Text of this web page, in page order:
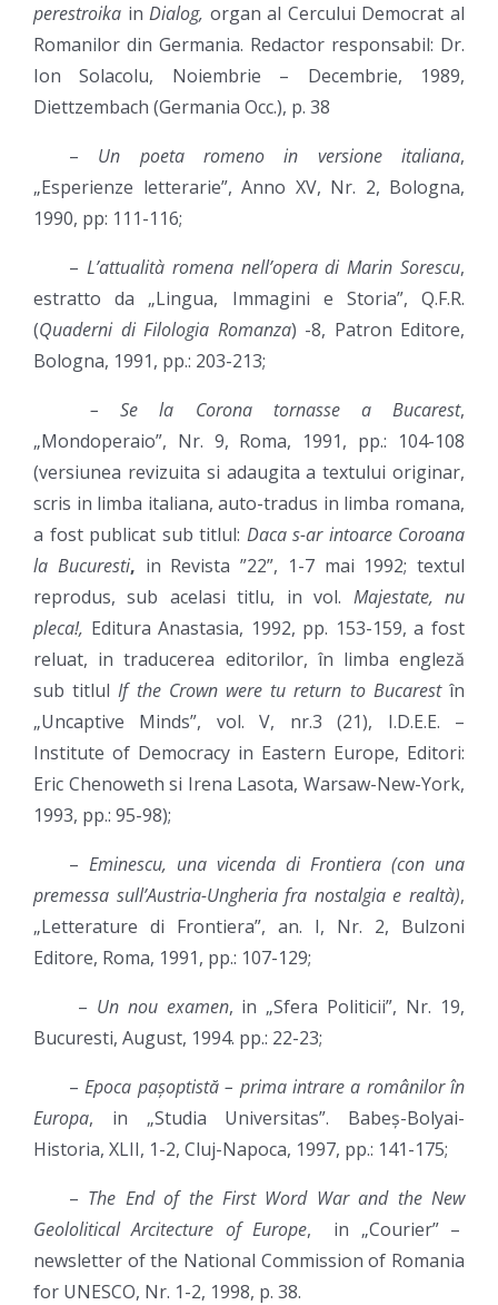
perestroika inDialog, organ al Cercului Democrat al
Romanilor din Germania. Redactor responsabil: Dr.
Ion Solacolu, Noiembrie – Decembrie, 1989,
Diettzembach (Germania Occ.), p. 38
– Un poeta romeno in versione italiana,
„Esperienze letterarie”, Anno XV, Nr. 2, Bologna,
1990, pp: 111-116;
– L’attualità romena nell’opera di Marin Sorescu,
estratto da „Lingua, Immagini e Storia”, Q.F.R.
(Quaderni di Filologia Romanza) -8, Patron Editore,
Bologna, 1991, pp.: 203-213;
– Se la Corona tornasse a Bucarest,
„Mondoperaio”, Nr. 9, Roma, 1991, pp.: 104-108
(versiunea revizuita si adaugita a textului originar,
scris in limba italiana, auto-tradus in limba romana,
a fost publicat sub titlul: Daca s-ar intoarce Coroana
la Bucuresti, in Revista ”22”, 1-7 mai 1992; textul
reprodus, sub acelasi titlu, in vol. Majestate, nu
pleca!, Editura Anastasia, 1992, pp. 153-159, a fost
reluat, in traducerea editorilor, în limba engleză
sub titlulIf the Crown were tu return to Bucarestîn
„Uncaptive Minds”, vol. V, nr.3 (21), I.D.E.E. –
Institute of Democracy in Eastern Europe, Editori:
Eric Chenoweth si Irena Lasota, Warsaw-New-York,
1993, pp.: 95-98);
– Eminescu, una vicenda di Frontiera (con una
premessa sull’Austria-Ungheria fra nostalgia e realtà),
„Letterature di Frontiera”, an. I, Nr. 2, Bulzoni
Editore, Roma, 1991, pp.: 107-129;
– Un nou examen, in „Sfera Politicii”, Nr. 19,
Bucuresti, August, 1994. pp.: 22-23;
–Epoca pașoptistă – prima intrare a românilor în
Europa, in „Studia Universitas”. Babeș-Bolyai-
Historia, XLII, 1-2, Cluj-Napoca, 1997, pp.: 141-175;
– The End of the First Word War and the New
Geololitical Arcitecture of Europe, in „Courier” –
newsletter of the National Commission of Romania
for UNESCO, Nr. 1-2, 1998, p. 38.